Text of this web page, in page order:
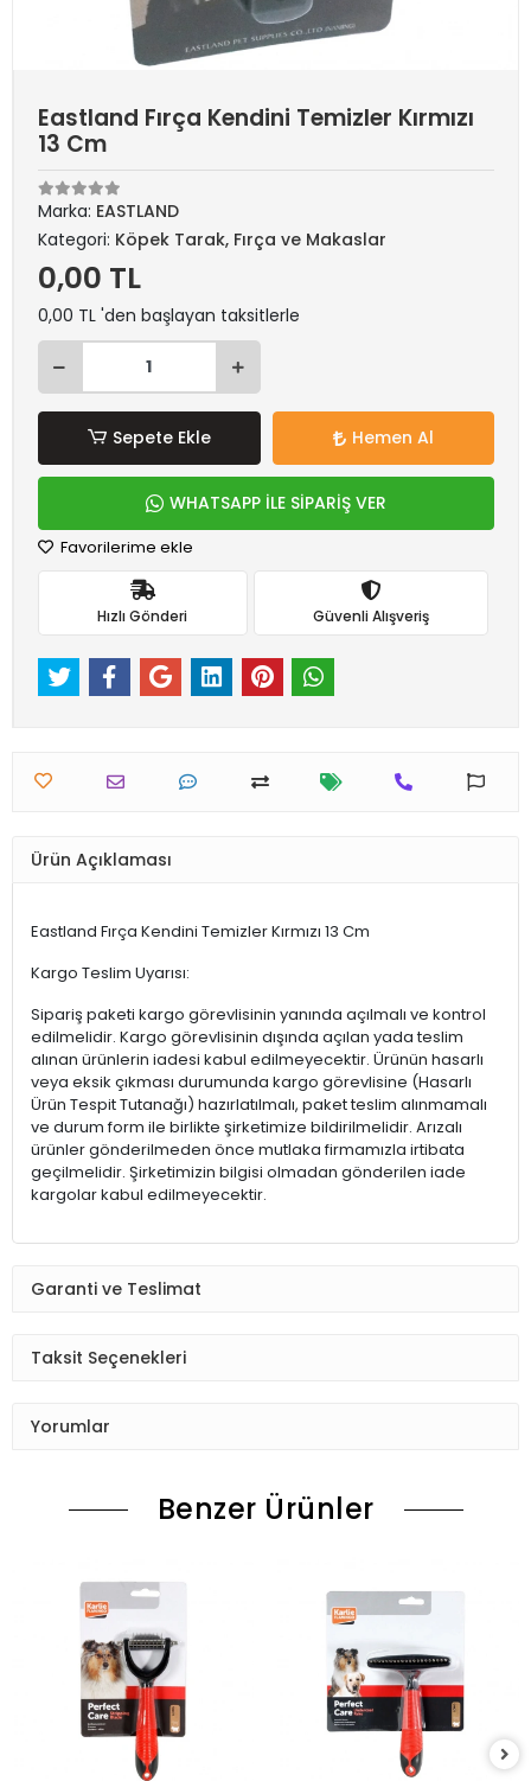
Eastland Fırça Kendini Temizler Kırmızı
13 Cm
Marka: EASTLAND
Kategori: Köpek Tarak, Fırça ve Makaslar
0,00 TL
0,00 TL 'den başlayan taksitlerle
Sepete Ekle Hemen Al
WHATSAPP İLE SİPARİŞ VER
Favorilerime ekle
Hızlı Gönderi Güvenli Alışveriş
Ürün Açıklaması
Eastland Fırça Kendini Temizler Kırmızı 13 Cm
Kargo Teslim Uyarısı:
Sipariş paketi kargo görevlisinin yanında açılmalı ve kontrol
edilmelidir. Kargo görevlisinin dışında açılan yada teslim
alınan ürünlerin iadesi kabul edilmeyecektir. Ürünün hasarlı
veya eksik çıkması durumunda kargo görevlisine (Hasarlı
Ürün Tespit Tutanağı) hazırlatılmalı, paket teslim alınmamalı
ve durum form ile birlikte şirketimize bildirilmelidir. Arızalı
ürünler gönderilmeden önce mutlaka firmamızla irtibata
geçilmelidir. Şirketimizin bilgisi olmadan gönderilen iade
kargolar kabul edilmeyecektir.
Garanti ve Teslimat
Taksit Seçenekleri
Yorumlar
Benzer Ürünler